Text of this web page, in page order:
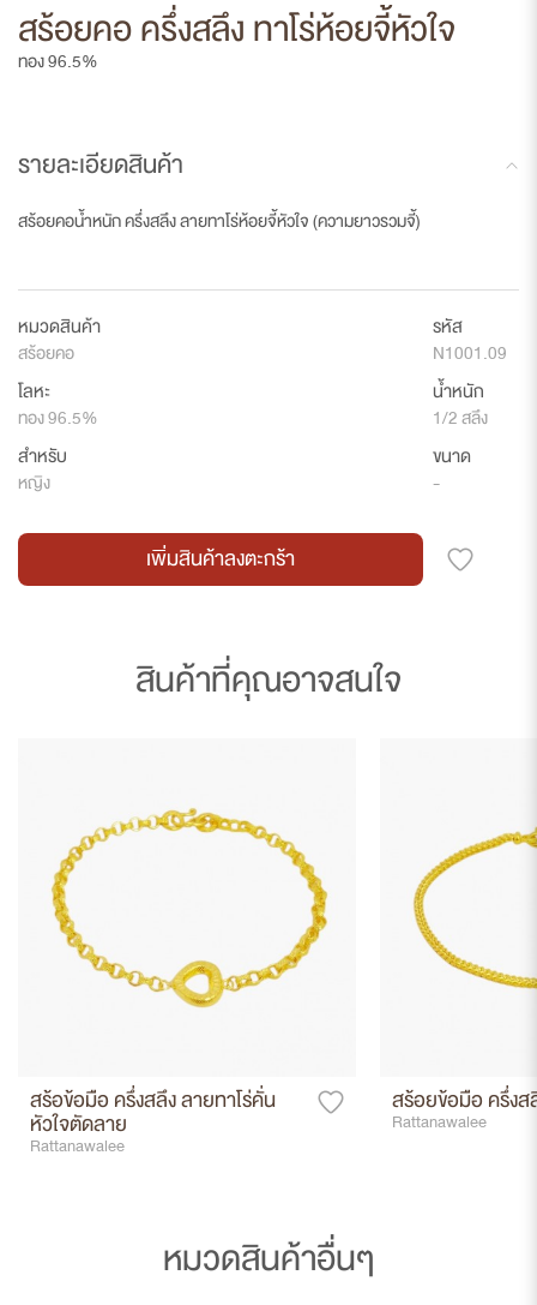
สร้อยคอ ครึ่งสลึง ทาโร่ห้อยจี้หัวใจ
ทอง 96.5%
รายละเอียดสินค้า
สร้อยคอน้ำหนัก ครึ่งสลึง ลายทาโร่ห้อยจี้หัวใจ (ความยาวรวมจี้)
หมวดสินค้า
สร้อยคอ
โลหะ
ทอง 96.5%
สำหรับ
หญิง
รหัส
N1001.09
น้ำหนัก
1/2 สลึง
ขนาด
-
เพิ่มสินค้าลงตะกร้า
สินค้าที่คุณอาจสนใจ
สร้อข้อมือ ครึ่งสลึง ลายทาโร่คั่น
หัวใจตัดลาย
Rattanawalee
สร้อยข้อมือ ครึ่งส
Rattanawalee
หมวดสินค้าอื่นๆ